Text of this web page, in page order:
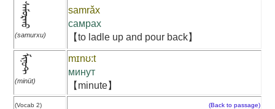
ᠰᠠᠮᠤᠷᠬᠤ
(samurxu)
samrǎx
самрах
【to ladle up and pour back】
ᠮᠢᠨᠦᠲ
(minüt)
mɪnʊ:t
минут
【minute】
(Vocab 2) (Back to passage)